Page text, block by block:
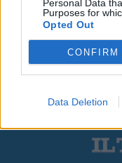
Personal Data
Purposes for
Opted Out
CONFIRM
Data Deletion